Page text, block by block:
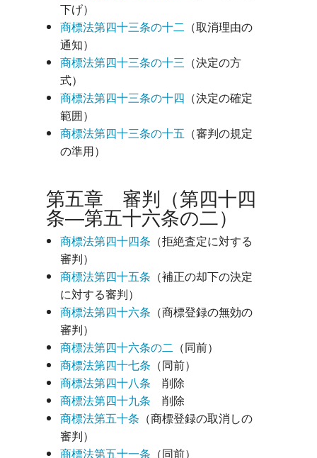
下げ）
商標法第四十三条の十二 （取消理由の
通知）
商標法第四十三条の十三 （決定の方
式）
商標法第四十三条の十四 （決定の確定
範囲）
商標法第四十三条の十五 （審判の規定
の準用）
第五章 審判（第四十四
条―第五十六条の二）
商標法第四十四条 （拒絶査定に対する
審判）
商標法第四十五条 （補正の却下の決定
に対する審判）
商標法第四十六条 （商標登録の無効の
審判）
商標法第四十六条の二 （同前）
商標法第四十七条 （同前）
商標法第四十八条 削除
商標法第四十九条 削除
商標法第五十条 （商標登録の取消しの
審判）
商標法第五十一条 （同前）